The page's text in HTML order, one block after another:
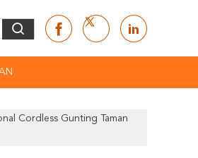
Cordless Gunting Taman